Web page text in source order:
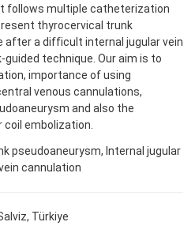
follows multiple catheterization
thyrocervical trunk
after a difficult internal jugular vein
technique. Our aim is to
importance of using
venous cannulations,
and also the
embolization.
pseudoaneurysm, Internal jugular
cannulation
Türkiye